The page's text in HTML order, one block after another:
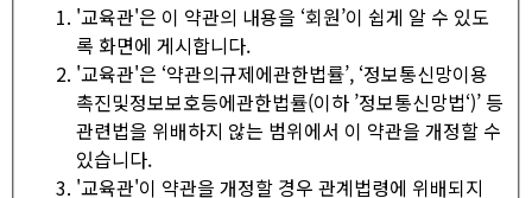
'교육관'은 이 약관의 내용을 ‘회원’이 쉽게 알 수 있도
록 화면에 게시합니다.
'교육관'은 ‘약관의규제에관한법률’, ‘정보통신망이용
촉진및정보보호등에관한법률(이하 ’정보통신망법‘)’ 등
관련법을 위배하지 않는 범위에서 이 약관을 개정할 수
있습니다.
'교육관'이 약관을 개정할 경우 관계법령에 위배되지